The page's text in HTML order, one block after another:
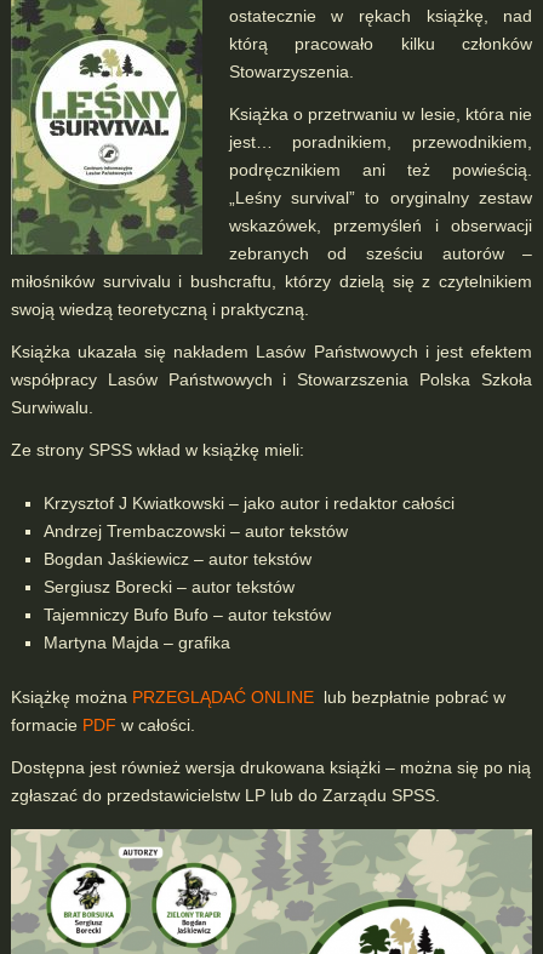
ostatecznie w rękach książkę, nad
którą pracowało kilku członków
Stowarzyszenia.
Książka o przetrwaniu w lesie, która nie
jest… poradnikiem, przewodnikiem,
podręcznikiem ani też powieścią.
„Leśny survival” to oryginalny zestaw
wskazówek, przemyśleń i obserwacji
zebranych od sześciu autorów –
miłośników survivalu i bushcraftu, którzy dzielą się z czytelnikiem
swoją wiedzą teoretyczną i praktyczną.
Książka ukazała się nakładem Lasów Państwowych i jest efektem
współpracy Lasów Państwowych i Stowarzszenia Polska Szkoła
Surwiwalu.
Ze strony SPSS wkład w książkę mieli:
Krzysztof J Kwiatkowski – jako autor i redaktor całości
Andrzej Trembaczowski – autor tekstów
Bogdan Jaśkiewicz – autor tekstów
Sergiusz Borecki – autor tekstów
Tajemniczy Bufo Bufo – autor tekstów
Martyna Majda – grafika
Książkę można PRZEGLĄDAĆ ONLINElub bezpłatnie pobrać w
formacie PDF w całości.
Dostępna jest również wersja drukowana książki – można się po nią
zgłaszać do przedstawicielstw LP lub do Zarządu SPSS.